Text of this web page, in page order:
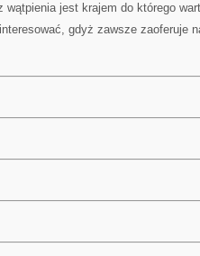
wątpienia jest krajem do którego
gdyż zawsze zaoferuje